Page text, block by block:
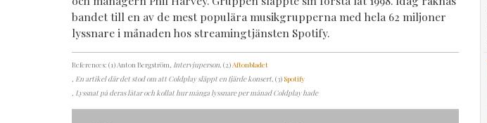
bandet till en av de mest populära musikgrupperna med hela 62 miljoner
lyssnare i månaden hos streamingtjänsten Spotify.
References: (1) Anton Bergström , Intervjuperson , (2)Aftonbladet
, En artikel där det stod om att Coldplay släppt en fjärde konsert , (3) Spotify
, Lyssnat på deras låtar och kollat hur många lyssnare per månad Coldplay hade